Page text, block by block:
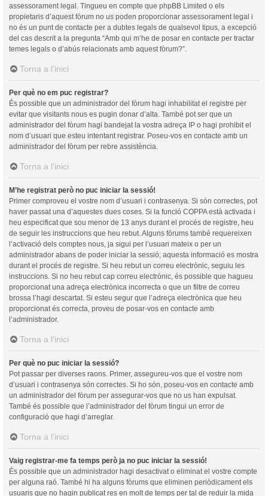
assessorament legal. Tingueu en compte que phpBB Limited o els
propietaris d’aquest fòrum no us poden proporcionar assessorament legal i
no és un punt de contacte per a dubtes legals de qualsevol tipus, a excepció
del cas descrit a la pregunta “Amb qui m’he de posar en contacte per tractar
temes legals o d’abús relacionats amb aquest fòrum?”.
Torna a l’inici
Per què no em puc registrar?
És possible que un administrador del fòrum hagi inhabilitat el registre per
evitar que visitants nous es pugin donar d’alta. També pot ser que un
administrador del fòrum hagi bandejat la vostra adreça IP o hagi prohibit el
nom d’usuari que esteu intentant registrar. Poseu-vos en contacte amb un
administrador del fòrum per rebre assistència.
Torna a l’inici
M’he registrat però no puc iniciar la sessió!
Primer comproveu el vostre nom d’usuari i contrasenya. Si són correctes, pot
haver passat una d’aquestes dues coses. Si la funció COPPA està activada i
heu especificat que sou menor de 13 anys durant el procés de registre, heu
de seguir les instruccions que heu rebut. Alguns fòrums també requereixen
l’activació dels comptes nous, ja sigui per l’usuari mateix o per un
administrador abans de poder iniciar la sessió; aquesta informació es mostra
durant el procés de registre. Si heu rebut un correu electrònic, seguiu les
instruccions. Si no heu rebut cap correu electrònic, és possible que hagueu
proporcionat una adreça electrònica incorrecta o que un filtre de correu
brossa l’hagi descartat. Si esteu segur que l’adreça electrònica que heu
proporcionat és correcta, proveu de posar-vos en contacte amb
l’administrador.
Torna a l’inici
Per què no puc iniciar la sessió?
Pot passar per diverses raons. Primer, assegureu-vos que el vostre nom
d’usuari i contrasenya són correctes. Si ho són, poseu-vos en contacte amb
un administrador del fòrum per assegurar-vos que no us han expulsat.
També és possible que l’administrador del fòrum tingui un error de
configuració que hagi d’arreglar.
Torna a l’inici
Vaig registrar-me fa temps però ja no puc iniciar la sessió!
És possible que un administrador hagi desactivat o eliminat el vostre compte
per alguna raó. També hi ha alguns fòrums que eliminen periòdicament els
usuaris que no hagin publicat res en molt de temps per tal de reduir la mida